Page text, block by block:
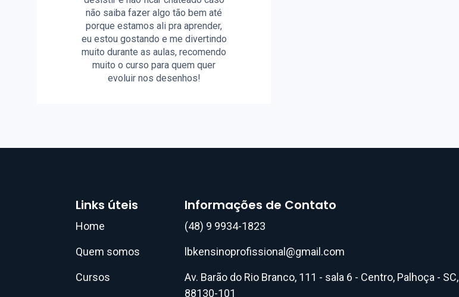
não saiba fazer algo tão bem até
porque estamos ali pra aprender,
eu estou gostando e me divertindo
muito durante as aulas, recomendo
muito o curso para quem quer
evoluir nos desenhos!
Links úteis
Home
Quem somos
Cursos
Informações de Contato
(48) 9 9934-1823
lbkensinoprofissional@gmail.com
Av. Barão do Rio Branco, 111 - sala 6 - Centro, Palhoça - SC,
88130-101